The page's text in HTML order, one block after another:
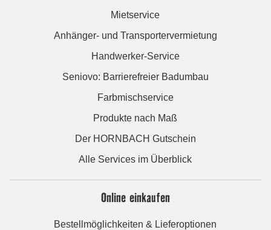
Mietservice
Anhänger- und Transportervermietung
Handwerker-Service
Seniovo: Barrierefreier Badumbau
Farbmischservice
Produkte nach Maß
Der HORNBACH Gutschein
Alle Services im Überblick
Online einkaufen
Bestellmöglichkeiten & Lieferoptionen